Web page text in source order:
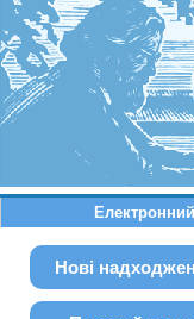
Нові